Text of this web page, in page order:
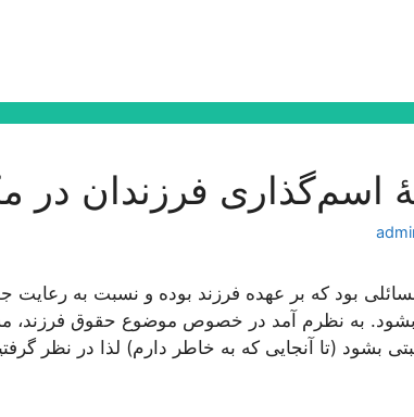
اسم‌گذارى فرزندان در
بود كه بر عهده فرزند بوده و نسبت به رعایت
به نظرم آمد در خصوص موضوع حقوق فرزند،
بشود (تا آنجایی كه به خاطر دارم) لذا در نظر